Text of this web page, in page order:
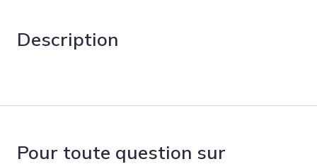
Description
Pour toute question sur